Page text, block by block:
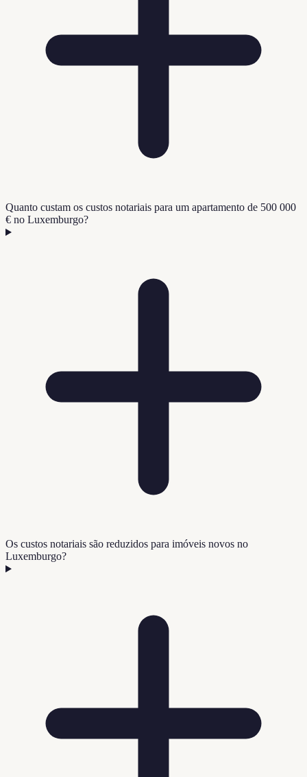
Quanto custam os custos notariais para um apartamento de 500 000
€ no Luxemburgo?
Os custos notariais são reduzidos para imóveis novos no
Luxemburgo?